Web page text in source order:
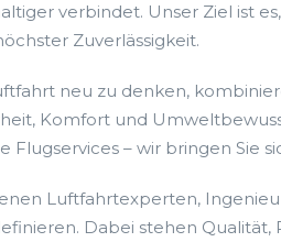
verbindet. Unser Ziel ist
Zuverlässigkeit.
neu zu denken,
Komfort und
– wir bringen Sie
Luftfahrtexperten,
Dabei stehen